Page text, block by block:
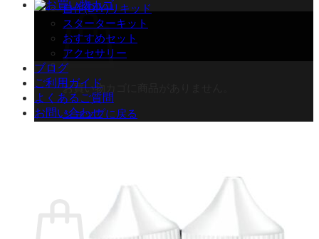
お買い物カゴに商品がありません。
ショップに戻る
自作(DIY)リキッド
スターターキット
おすすめセット
アクセサリー
ブログ
ご利用ガイド
よくあるご質問
お問い合わせ